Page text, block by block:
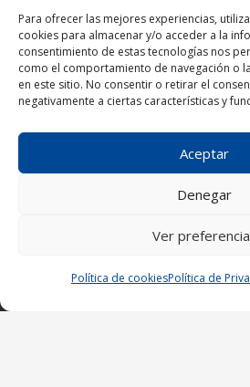
Para ofrecer las mejores experiencias,
cookies para almacenar y/o acceder a la
consentimiento de estas tecnologías nos
como el comportamiento de navegación o
en este sitio. No consentir o retirar el
negativamente a ciertas características y
Aceptar
Denegar
Ver
Política de cookiesPolítica de
Carretera Aeropuerto Km. 4
35590 San Bartolomé –
¡Ampliamos
Lunes a Viernes de:
18:30 horas.